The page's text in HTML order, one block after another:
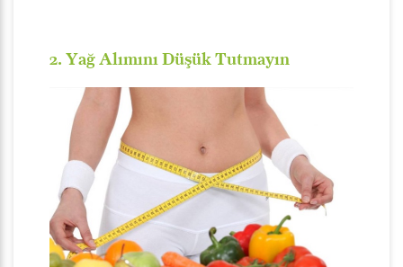
2. Yağ Alımını Düşük Tutmayın